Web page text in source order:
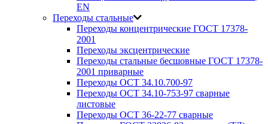
EN
Переходы стальные
Переходы концентрические ГОСТ 17378-
2001
Переходы эксцентрические
Переходы стальные бесшовные ГОСТ 17378-
2001 приварные
Переходы ОСТ 34.10.700-97
Переходы ОСТ 34.10-753-97 сварные
листовые
Переходы ОСТ 36-22-77 сварные